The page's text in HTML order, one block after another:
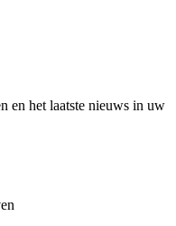
en het laatste nieuws in uw